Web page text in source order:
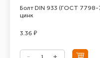
Болт DIN 933 (ГОСТ
цинк
3.36 ₽